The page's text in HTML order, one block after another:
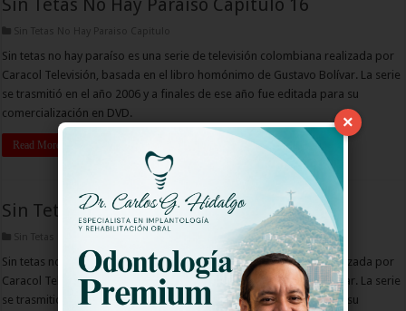
Sin Tetas No Hay Paraiso Capitulo 16
Sin Tetas No Hay Paraiso Capitulo
Sin tetas no hay paraíso es una serie de televisión colombiana realizada por
Caracol Televisión, basada en el libro homónimo de Gustavo Bolívar. La serie
se trasmitió en el año 2006 y a finales de ese año fue editada para su
comercialización en DVD.
Read More »
Sin Tetas No Hay Paraiso Capitulo 15
Sin Tetas No Hay Paraiso Capitulo
Sin tetas no hay paraíso es una serie de televisión colombiana realizada por
Caracol Televisión, basada en el libro homónimo de Gustavo Bolívar. La serie
se trasmitió en el año 2006 y a finales de ese año fue editada para su
×